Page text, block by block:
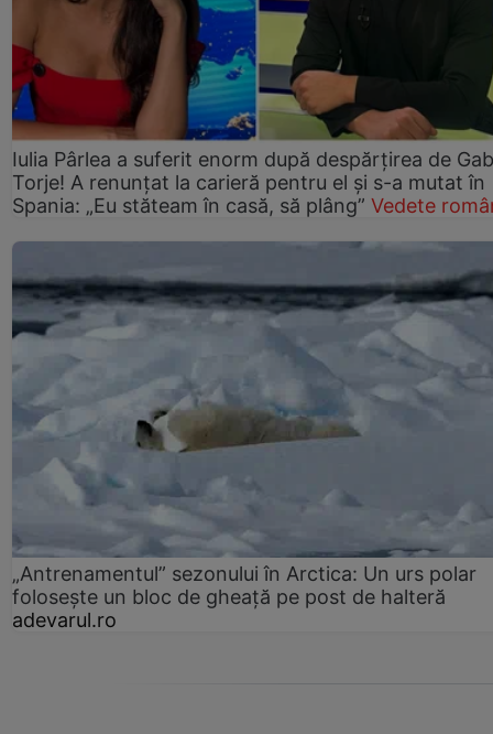
Iulia Pârlea a suferit enorm după despărțirea de
Torje! A renunțat la carieră pentru el și s-a mutat în
Spania: „Eu stăteam în casă, să plâng” Vedete
„Antrenamentul” sezonului în Arctica: Un urs polar
folosește un bloc de gheață pe post de halteră
adevarul.ro